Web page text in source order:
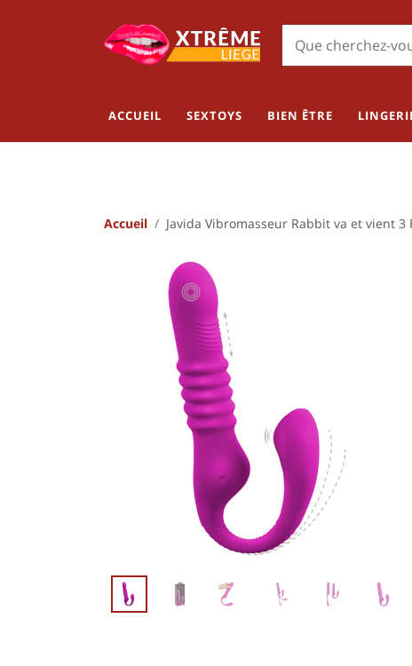
ACCUEIL SEXTOYS BIEN ÊTRE
Accueil Javida Vibromasseur Rabbit va et vient 3